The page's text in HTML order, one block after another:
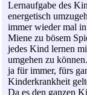
Lernaufgabe des
energetisch
immer wieder mal
Miene zu bösem
jedes Kind lernen
umgehen zu
ja für immer, fürs
Kinderkrankheit
Da es den ganzen